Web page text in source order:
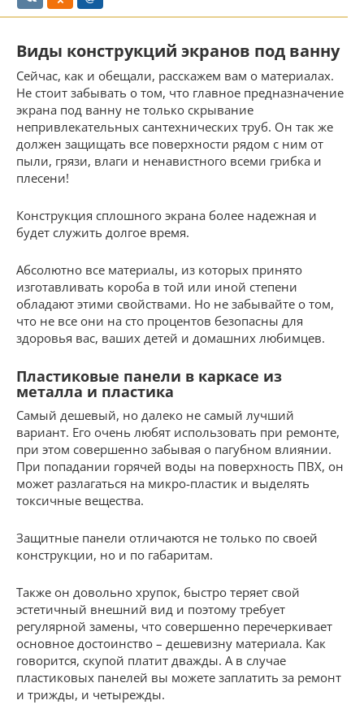
Виды конструкций экранов под ванну
Сейчас, как и обещали, расскажем вам о материалах.
Не стоит забывать о том, что главное предназначение
экрана под ванну не только скрывание
непривлекательных сантехнических труб. Он так же
должен защищать все поверхности рядом с ним от
пыли, грязи, влаги и ненавистного всеми грибка и
плесени!
Конструкция сплошного экрана более надежная и
будет служить долгое время.
Абсолютно все материалы, из которых принято
изготавливать короба в той или иной степени
обладают этими свойствами. Но не забывайте о том,
что не все они на сто процентов безопасны для
здоровья вас, ваших детей и домашних любимцев.
Пластиковые панели в каркасе из
металла и пластика
Самый дешевый, но далеко не самый лучший
вариант. Его очень любят использовать при ремонте,
при этом совершенно забывая о пагубном влиянии.
При попадании горячей воды на поверхность ПВХ, он
может разлагаться на микро-пластик и выделять
токсичные вещества.
Защитные панели отличаются не только по своей
конструкции, но и по габаритам.
Также он довольно хрупок, быстро теряет свой
эстетичный внешний вид и поэтому требует
регулярной замены, что совершенно перечеркивает
основное достоинство – дешевизну материала. Как
говорится, скупой платит дважды. А в случае
пластиковых панелей вы можете заплатить за ремонт
и трижды, и четырежды.